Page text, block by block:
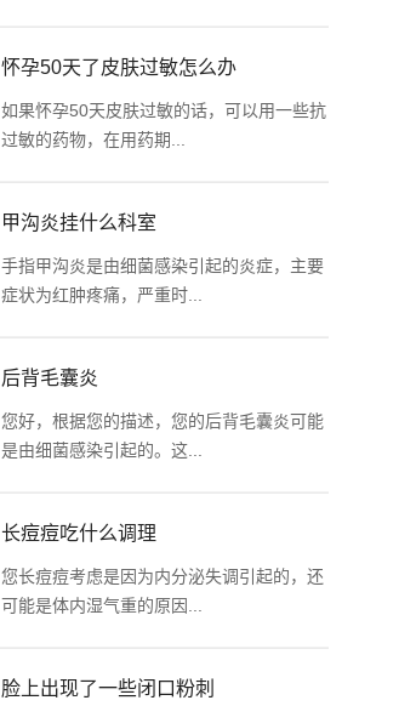
怀孕50天了皮肤过敏怎么办
如果怀孕50天皮肤过敏的话，可以用一些抗
过敏的药物，在用药期...
甲沟炎挂什么科室
手指甲沟炎是由细菌感染引起的炎症，主要
症状为红肿疼痛，严重时...
后背毛囊炎
您好，根据您的描述，您的后背毛囊炎可能
是由细菌感染引起的。这...
长痘痘吃什么调理
您长痘痘考虑是因为内分泌失调引起的，还
可能是体内湿气重的原因...
脸上出现了一些闭口粉刺